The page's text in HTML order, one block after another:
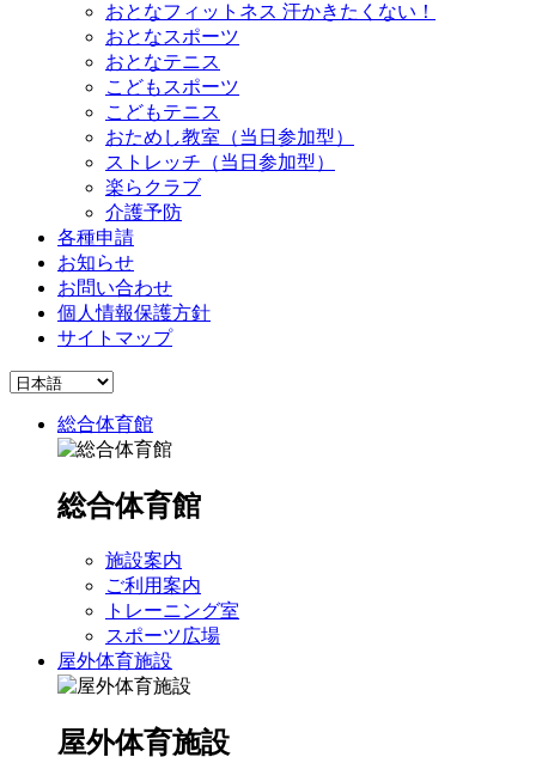
おとなフィットネス 汗かきたくない！
おとなスポーツ
おとなテニス
こどもスポーツ
こどもテニス
おためし教室（当日参加型）
ストレッチ（当日参加型）
楽らクラブ
介護予防
各種申請
お知らせ
お問い合わせ
個人情報保護方針
サイトマップ
総合体育館
総合体育館
施設案内
ご利用案内
トレーニング室
スポーツ広場
屋外体育施設
屋外体育施設